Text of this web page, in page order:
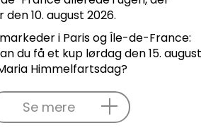
10. august 2026.
i Paris og Île-de-France:
du få et kup lørdag den 15. august
Himmelfartsdag?
Se mere